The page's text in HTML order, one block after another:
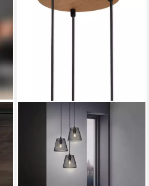
BRILONER LEUCHTEN
Pendelleuchte Hängelampe
Wohnzimmer TAUNUS
50,49 € UVP
in 1-2 Werktagen bei dir